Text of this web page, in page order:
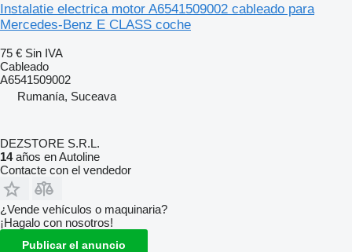
Instalatie electrica motor A6541509002 cableado para
Mercedes-Benz E CLASS coche
75 € Sin IVA
Cableado
A6541509002
Rumanía, Suceava
DEZSTORE S.R.L.
14años en Autoline
Contacte con el vendedor
¿Vende vehículos o maquinaria?
¡Hagalo con nosotros!
Publicar el anuncio